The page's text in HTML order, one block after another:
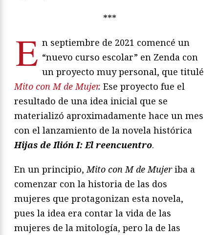
***
E n septiembre de 2021 comencé un
“nuevo curso escolar” en Zenda con
un proyecto muy personal, que titulé
Mito con M de Mujer. Ese proyecto fue el
resultado de una idea inicial que se
materializó aproximadamente hace un mes
con el lanzamiento de la novela histórica
Hijas de Ilión I: El reencuentro.
En un principio, Mito con M de Mujeriba a
comenzar con la historia de las dos
mujeres que protagonizan esta novela,
pues la idea era contar la vida de las
mujeres de la mitología, pero la de las